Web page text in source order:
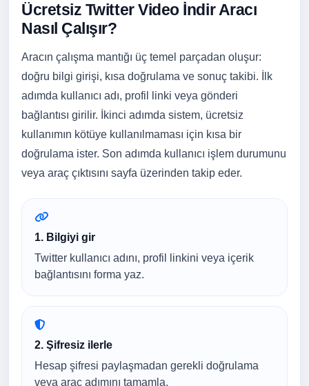
Ücretsiz Twitter Video İndir Aracı
Nasıl Çalışır?
Aracın çalışma mantığı üç temel parçadan oluşur:
doğru bilgi girişi, kısa doğrulama ve sonuç takibi. İlk
adımda kullanıcı adı, profil linki veya gönderi
bağlantısı girilir. İkinci adımda sistem, ücretsiz
kullanımın kötüye kullanılmaması için kısa bir
doğrulama ister. Son adımda kullanıcı işlem durumunu
veya araç çıktısını sayfa üzerinden takip eder.
1. Bilgiyi gir
Twitter kullanıcı adını, profil linkini veya içerik
bağlantısını forma yaz.
2. Şifresiz ilerle
Hesap şifresi paylaşmadan gerekli doğrulama
veya araç adımını tamamla.